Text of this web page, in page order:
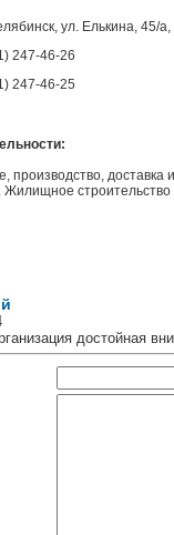
ул. Елькина, 45/
247-46-26
247-46-25
производство,
строительство
достойная